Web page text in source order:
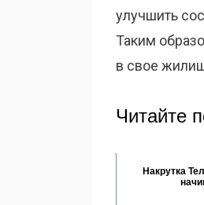
улучшить
Таким
в свое
Читайте
Накрутка